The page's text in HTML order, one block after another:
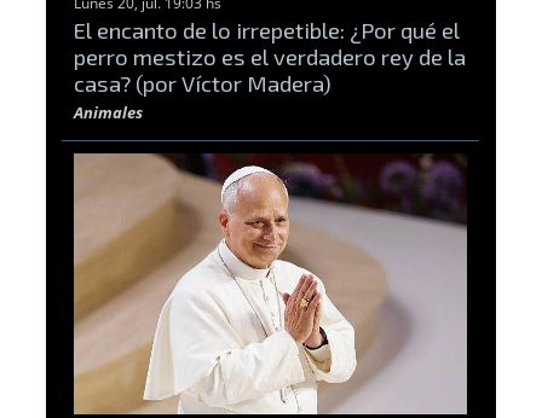
El encanto de lo irrepetible: ¿Por qué el
perro mestizo es el verdadero rey de la
casa? (por Víctor Madera)
Animales